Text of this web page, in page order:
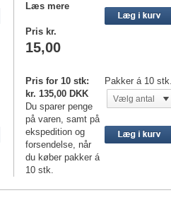
Læs mere
Pris kr.
15,00
Pris for 10 stk:
kr. 135,00 DKK
Du sparer penge
på varen, samt på
ekspedition og
forsendelse, når
du køber pakker á
10 stk.
Pakker á 10
Vælg antal